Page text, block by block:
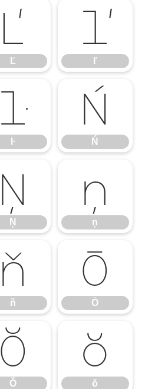
Ľ
Ľ
ľ
ľ
ŀ
ŀ
Ń
Ń
Ņ
Ņ
ņ
ņ
ň
ň
Ō
Ō
Ŏ
Ŏ
ŏ
ŏ